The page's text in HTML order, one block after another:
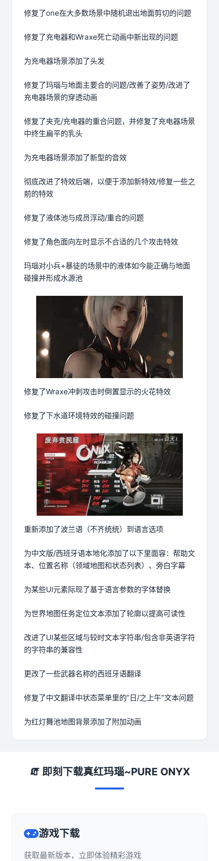
修复了one在大多数场景中随机退出地面剪切的问题
修复了充电器和Wraxe死亡动画中新出现的问题
为充电器场景添加了头发
修复了玛瑙与地面主要合的问题/改善了姿势/改进了
充电器场景的穿透动画
修复了夹克/充电器的重合问题，并修复了充电器场景
中终生扁平的乳头
为充电器场景添加了新型的音效
彻底改进了特效后端，以便于添加新特效/修复一些之
前的特效
修复了液体池与成员浮动/重合的问题
修复了角色面向左时显示不合适的几个攻击特效
玛瑙对小兵+暴徒的场景中的液体如今能正确与地面
碰撞并形成水源池
修复了Wraxe冲刺攻击时倒置显示的火花特效
修复了下水道环境特效的碰撞问题
重新添加了波兰语（不齐统统）到语言选项
为中文版/西班牙语本地化添加了以下里面容：帮助文
本、位置名称（领域地图和状态列表）、旁白字幕
为某些UI元素际现了基于语言参数的字体替换
为世界地图任务定位文本添加了轮廓以提高可读性
改进了UI某些区域与较时文本字符串/包含非英语字符
的字符串的兼容性
更改了一些武器名称的西班牙语翻译
修复了中文翻译中状态菜单里的”日/之上午”文本问题
为红灯舞池地图背景添加了附加动画
🧯 即刻下载真红玛瑙~PURE ONYX
游戏下载
获取最新版本，立即体验精彩游戏